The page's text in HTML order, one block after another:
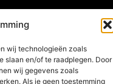
wij technologieën zoals
slaan en/of te raadplegen. Door
wij gegevens zoals
Als je geen toestemming
uit je online
All Rights Reserved © 2025